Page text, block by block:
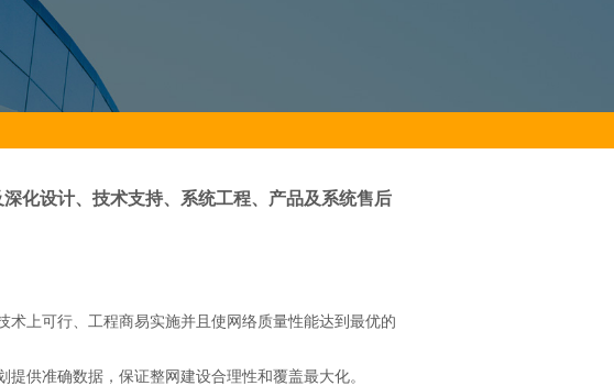
化设计、技术支持、系统工程、产品及系统售后
术上可行、工程商易实施并且使网络质量性能达到最优的
提供准确数据，保证整网建设合理性和覆盖最大化。